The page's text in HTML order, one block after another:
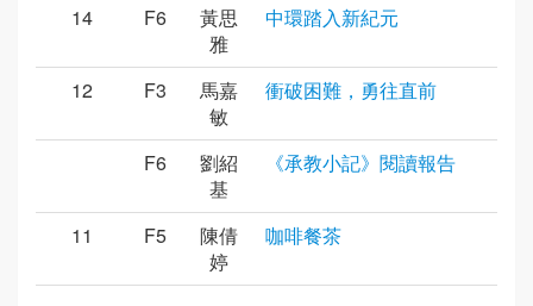
14 F6
黃思
雅
中環踏入新紀元
12 F3
馬嘉
敏
衝破困難，勇往直前
F6
劉紹
基
《承教小記》閱讀報告
11 F5
陳倩
婷
咖啡餐茶